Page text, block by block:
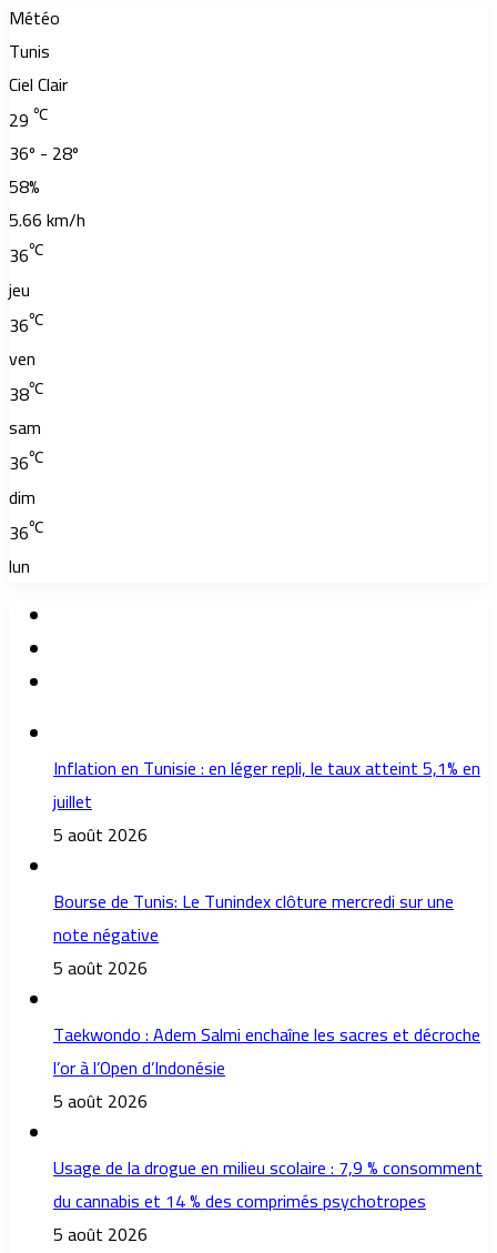
Météo
Tunis
Ciel Clair
29 ℃
36º - 28º
58%
5.66 km/h
36℃
jeu
36℃
ven
38℃
sam
36℃
dim
36℃
lun
Inflation en Tunisie : en léger repli, le taux atteint 5,1% en
juillet
5 août 2026
Bourse de Tunis: Le Tunindex clôture mercredi sur une
note négative
5 août 2026
Taekwondo : Adem Salmi enchaîne les sacres et décroche
l’or à l’Open d’Indonésie
5 août 2026
Usage de la drogue en milieu scolaire : 7,9 % consomment
du cannabis et 14 % des comprimés psychotropes
5 août 2026